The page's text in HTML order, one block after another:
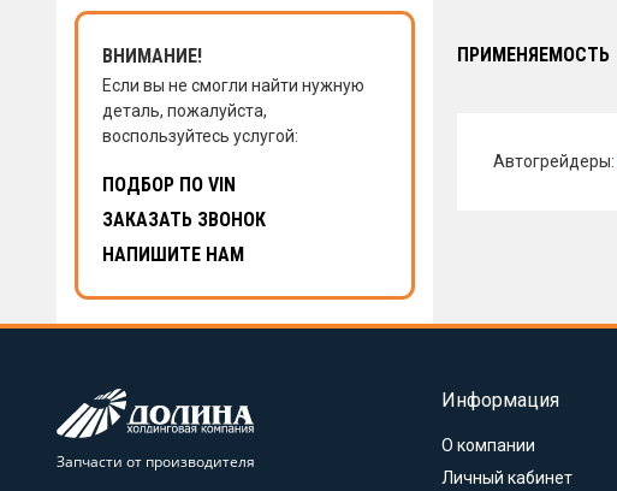
ЗАКАЗАТЬ ЗВОНОК
ВНИМАНИЕ!
Если вы не смогли найти нужную
деталь, пожалуйста,
воспользуйтесь услугой:
ПОДБОР ПО VIN
ЗАКАЗАТЬ ЗВОНОК
НАПИШИТЕ НАМ
ПРИМЕНЯЕМОСТЬ
Автогрейдеры:
Запчасти от производителя
Информация
О компании
Личный кабинет